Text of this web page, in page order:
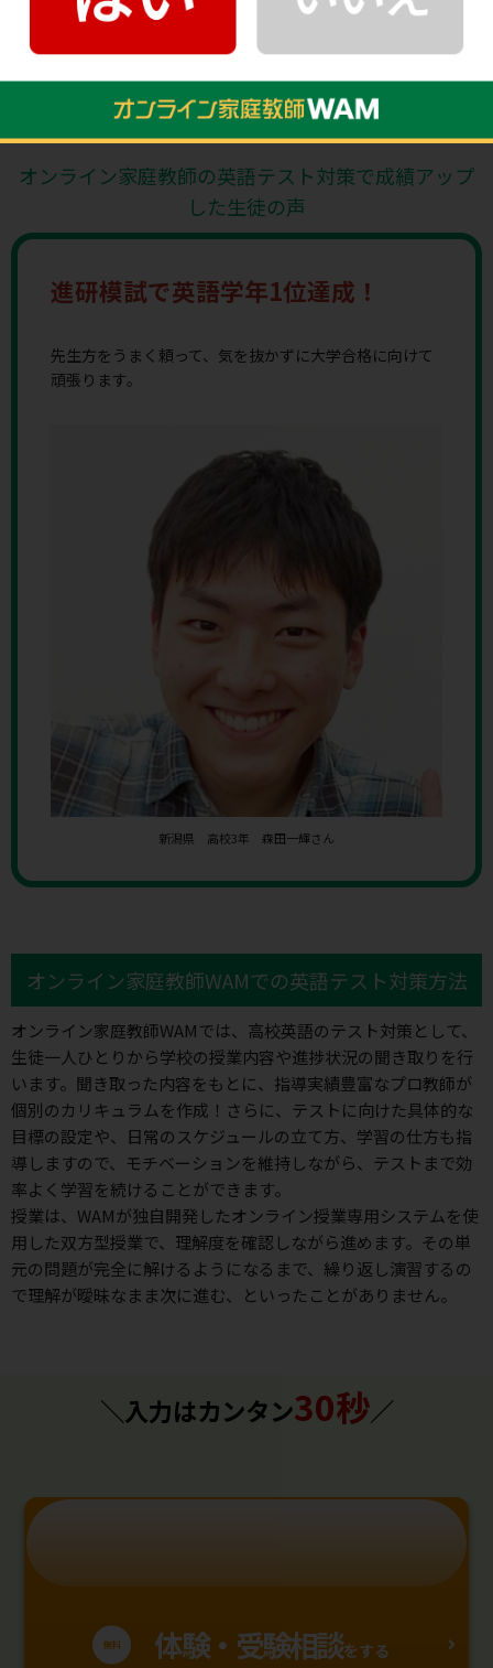
また、周りの生徒の目を気にすることなく、自分の好きな場所
で、自分のペースで英語のテスト対策に取り組むことができま
す。
オンライン家庭教師の英語テスト対策で成績アップ
した生徒の声
進研模試で英語学年1位達成！
先生方をうまく頼って、気を抜かずに大学合格に向けて
頑張ります。
新潟県 高校3年 森田一輝さん
オンライン家庭教師WAMでの英語テスト対策方法
オンライン家庭教師WAMでは、高校英語のテスト対策として、
生徒一人ひとりから学校の授業内容や進捗状況の聞き取りを行
います。聞き取った内容をもとに、指導実績豊富なプロ教師が
個別のカリキュラムを作成！さらに、テストに向けた具体的な
目標の設定や、日常のスケジュールの立て方、学習の仕方も指
導しますので、モチベーションを維持しながら、テストまで効
率よく学習を続けることができます。
授業は、WAMが独自開発したオンライン授業専用システムを使
用した双方型授業で、理解度を確認しながら進めます。その単
元の問題が完全に解けるようになるまで、繰り返し演習するの
で理解が曖昧なまま次に進む、といったことがありません。
＼入力はカンタン30秒／
無料 体験・受験相談をする